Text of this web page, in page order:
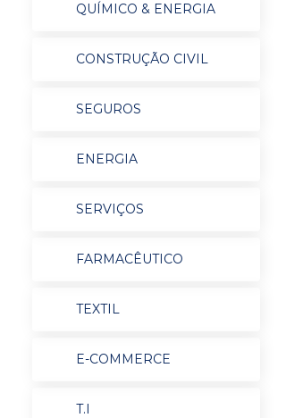
QUÍMICO & ENERGIA
CONSTRUÇÃO CIVIL
SEGUROS
ENERGIA
SERVIÇOS
FARMACÊUTICO
TEXTIL
E-COMMERCE
T.I